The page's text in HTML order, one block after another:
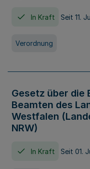
In Kraft Seit 11.
Verordnung
Gesetz über die
Beamten des
Westfalen
NRW)
In Kraft Seit 01.